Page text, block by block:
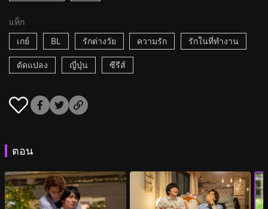
แท็ก
เกย์
BL รักต่างวัย ความรัก รักในที่ทำงาน
ดัดแปลง ญี่ปุ่น ซีรีส์
ตอน